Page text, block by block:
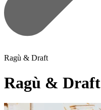
Ragù & Draft
Ragù & Draft